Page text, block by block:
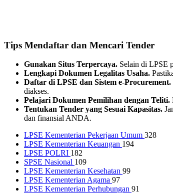
Tips Mendaftar dan Mencari Tender
Gunakan Situs Terpercaya. Selain di LPSE
Lengkapi Dokumen Legalitas Usaha.
Daftar di LPSE dan Sistem e-Procurement.
diakses.
Pelajari Dokumen Pemilihan dengan Teliti.
Tentukan Tender yang Sesuai Kapasitas.
dan finansial ANDA.
LPSE Kementerian Pekerjaan Umum 328
LPSE Kementerian Keuangan 194
LPSE POLRI 182
SPSE Nasional 109
LPSE Kementerian Kesehatan 99
LPSE Kementerian Agama 97
LPSE Kementerian Perhubungan 91